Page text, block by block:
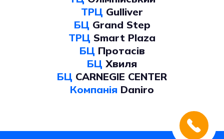
ТРЦ Gulliver
БЦ Grand Step
ТРЦ Smart Plaza
БЦ Протасів
БЦ Хвиля
БЦ CARNEGIE CENTER
Компанія Daniro